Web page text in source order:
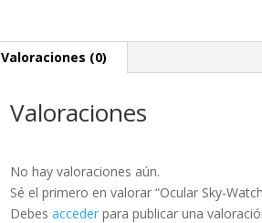
Valoraciones (0)
Valoraciones
No hay valoraciones aún.
Sé el primero en valorar “Ocular Sky-
Debesacceder para publicar una